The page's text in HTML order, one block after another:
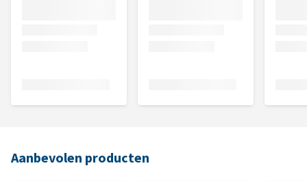
Aanbevolen producten